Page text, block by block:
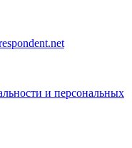
и персональных